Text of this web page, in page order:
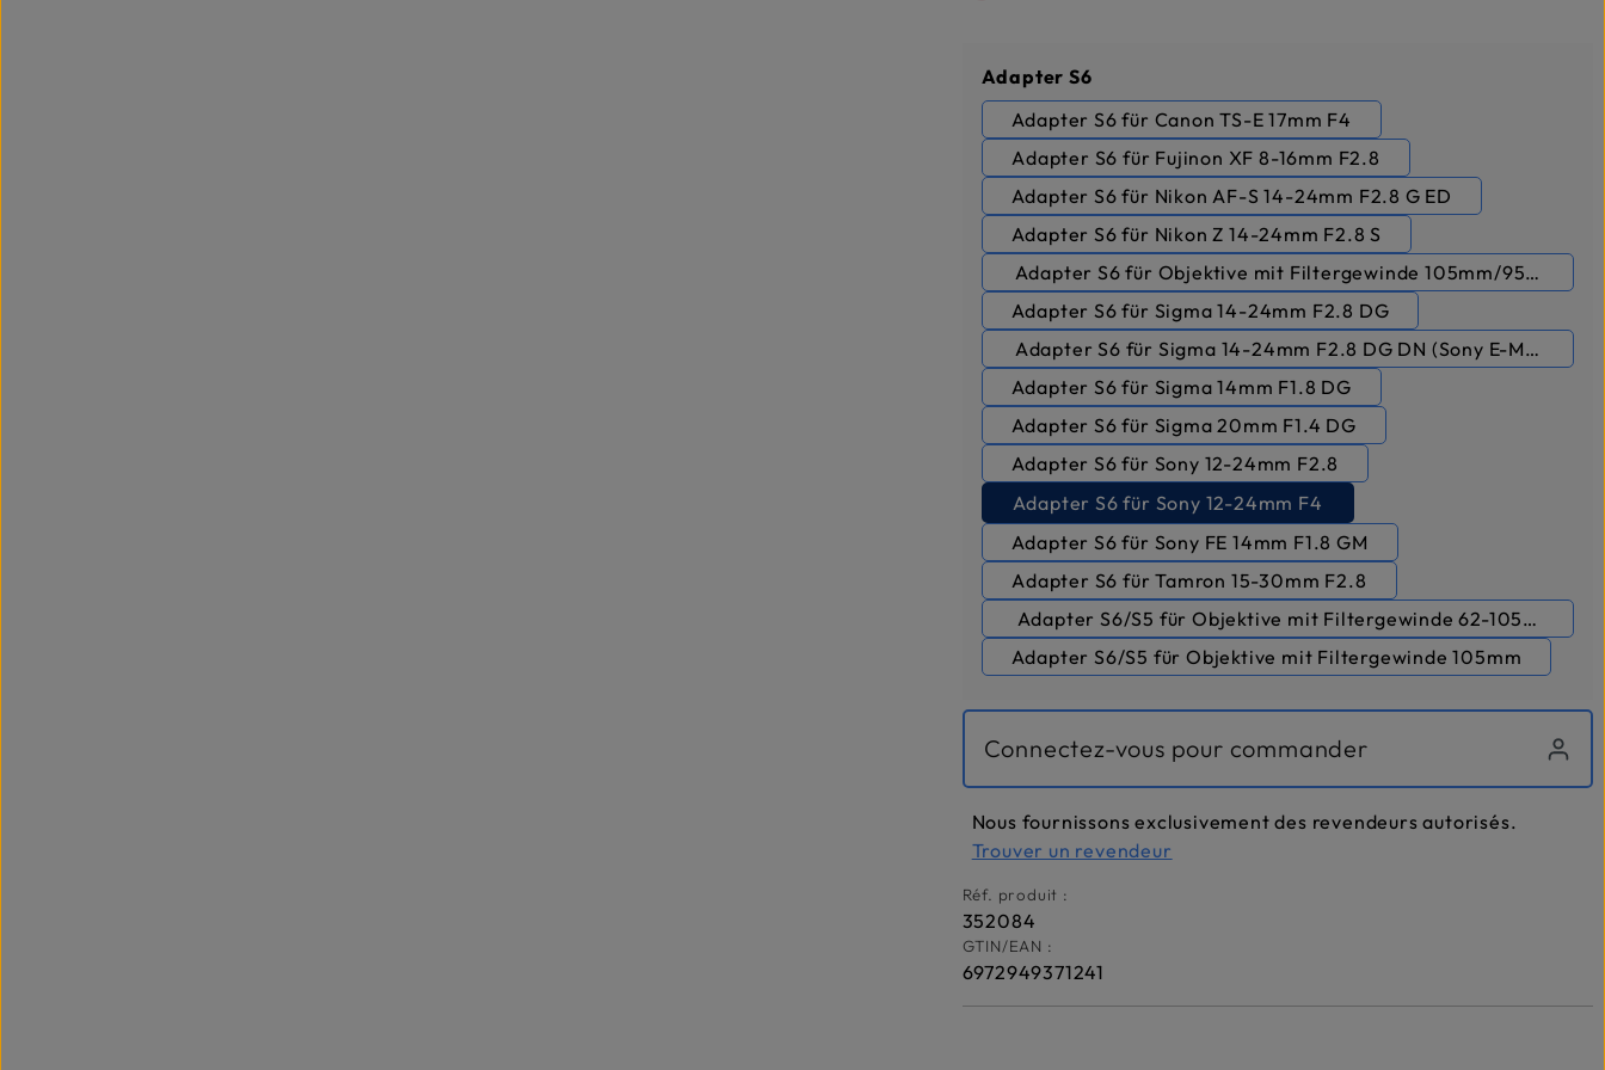
Sélectionnez
Adapter S6
Adapter S6 für Canon TS-E 17mm F4
Adapter S6 für Fujinon XF 8-16mm F2.8
Adapter S6 für Nikon AF-S 14-24mm F2.8 G ED
Adapter S6 für Nikon Z 14-24mm F2.8 S
Adapter S6 für Objektive mit Filtergewinde 105mm/95mm/
Adapter S6 für Sigma 14-24mm F2.8 DG
Adapter S6 für Sigma 14-24mm F2.8 DG DN (Sony E-Mount)
Adapter S6 für Sigma 14mm F1.8 DG
Adapter S6 für Sigma 20mm F1.4 DG
Adapter S6 für Sony 12-24mm F2.8
Adapter S6 für Sony 12-24mm F4
Adapter S6 für Sony FE 14mm F1.8 GM
Adapter S6 für Tamron 15-30mm F2.8
Adapter S6/S5 für Objektive mit Filtergewinde 62-105mm
Adapter S6/S5 für Objektive mit Filtergewinde 105mm
Connectez-vous pour commander
Nous fournissons exclusivement des revendeurs autorisés.
Trouver un revendeur
Réf. produit :
352084
GTIN/EAN :
6972949371241